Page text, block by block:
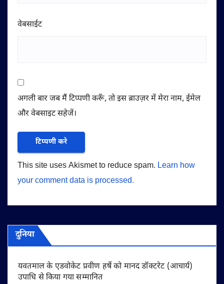
वेबसाईट
अगली बार जब मैं टिप्पणी करूँ, तो इस ब्राउज़र में मेरा नाम, ईमेल
और वेबसाइट सहेजें।
This site uses Akismet to reduce spam. Learn how
your comment data is processed.
दुनिया
यवतमाल के एडवोकेट प्रवीण हर्षे को मानद डॉक्टरेट (आचार्य)
उपाधि से किया गया सम्मानित